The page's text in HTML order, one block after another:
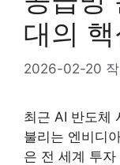
대의
2026-02-20
최근 AI 반도체
불리는 엔비디
은 전 세계 투